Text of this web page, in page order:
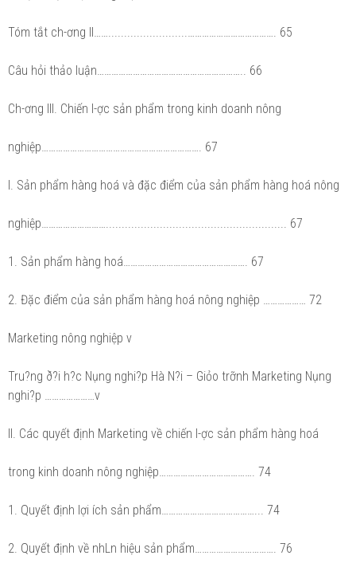
Tóm tắt ch-ơng II…….........................………………………………. 65
Câu hỏi thảo luận…………………………………………………….. 66
Ch-ơng III. Chiến l-ợc sản phẩm trong kinh doanh nông
nghiệp…………………………………………………………. 67
I. Sản phẩm hàng hoá và đặc điểm của sản phẩm hàng hoá nông
nghiệp………………………......................................................... 67
1. Sản phẩm hàng hoá……………………………………………. 67
2. Đặc điểm của sản phẩm hàng hoá nông nghiệp ……………… 72
Marketing nông nghiệp v
Tru?ng ð?i h?c Nụng nghi?p Hà N?i – Giỏo trỡnh Marketing Nụng
nghi?p …………………v
II. Các quyết định Marketing về chiến l-ợc sản phẩm hàng hoá
trong kinh doanh nông nghiệp…………………………………. 74
1. Quyết định lợi ích sản phẩm…………………………………... 74
2. Quyết định về nhLn hiệu sản phẩm……………………………. 76